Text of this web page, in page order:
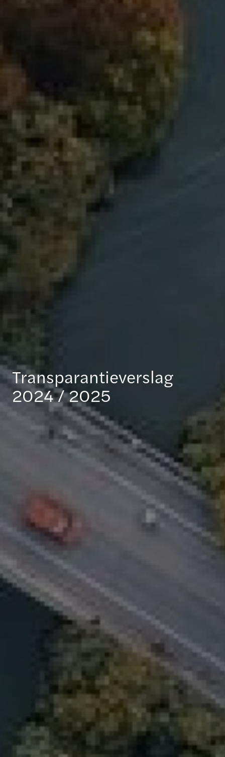
Transparantieverslag
2024 / 2025